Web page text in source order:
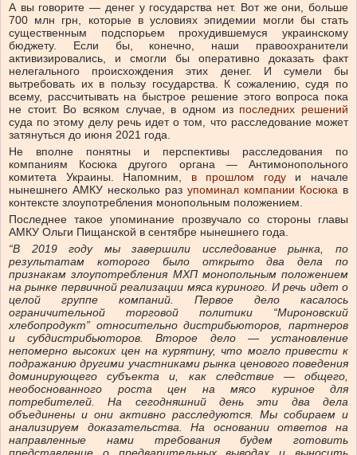
А вы говорите — денег у государства нет. Вот же они, больше
700 млн грн, которые в условиях эпидемии могли бы стать
существенным подспорьем прохудившемуся украинскому
бюджету. Если бы, конечно, наши правоохранители
активизировались, и смогли бы оперативно доказать факт
нелегального происхождения этих денег. И сумели бы
вытребовать их в пользу государства. К сожалению, судя по
всему, рассчитывать на быстрое решение этого вопроса пока
не стоит. Во всяком случае, в одном из последних решений
суда по этому делу речь идет о том, что расследование может
затянуться до июня 2021 года.
Не вполне понятны и перспективы расследования по
компаниям Косюка другого органа — Антимонопольного
комитета Украины. Напомним, в прошлом годуи начале
нынешнего АМКУ несколько раз упоминал компании Косюка в
контексте злоупотребления монопольным положением.
Последнее такое упоминание прозвучало со стороны главы
АМКУ Ольги Пищанской в сентябре нынешнего года.
“В 2019 году мы завершили исследование рынка, по
результатам которого было открыто два дела по
признакам злоупотребления МХП монопольным положением
на рынке первичной реализации мяса куриного. И речь идет о
целой группе компаний. Первое дело касалось
ограничительной торговой политики “Мироновский
хлебопродукт” относительно дистрибьюторов, партнеров
и субдистрибьюторов. Второе дело — установление
непомерно высоких цен на курятину, что могло привести к
подражанию другими участниками рынка ценового поведения
доминирующего субъекта и, как следствие — общего,
необоснованного роста цен на мясо куриное для
потребителей. На сегодняшний день эти два дела
объединены и они активно расследуются. Мы собираем и
анализируем доказательства. На основании ответов на
направленные нами требования будем готовить